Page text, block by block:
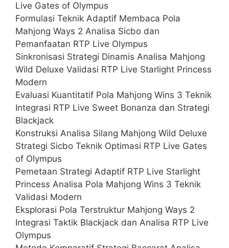
Live Gates of Olympus
Formulasi Teknik Adaptif Membaca Pola
Mahjong Ways 2 Analisa Sicbo dan
Pemanfaatan RTP Live Olympus
Sinkronisasi Strategi Dinamis Analisa Mahjong
Wild Deluxe Validasi RTP Live Starlight Princess
Modern
Evaluasi Kuantitatif Pola Mahjong Wins 3 Teknik
Integrasi RTP Live Sweet Bonanza dan Strategi
Blackjack
Konstruksi Analisa Silang Mahjong Wild Deluxe
Strategi Sicbo Teknik Optimasi RTP Live Gates
of Olympus
Pemetaan Strategi Adaptif RTP Live Starlight
Princess Analisa Pola Mahjong Wins 3 Teknik
Validasi Modern
Eksplorasi Pola Terstruktur Mahjong Ways 2
Integrasi Taktik Blackjack dan Analisa RTP Live
Olympus